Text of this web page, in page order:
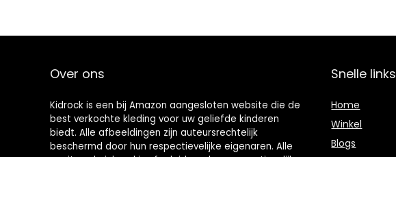
Over ons
Kidrock is een bij Amazon aangesloten website die de
best verkochte kleding voor uw geliefde kinderen
biedt. Alle afbeeldingen zijn auteursrechtelijk
beschermd door hun respectievelijke eigenaren. Alle
geciteerde inhoud is afgeleid van hun respectievelijke
Snelle links
Home
Winkel
Blogs